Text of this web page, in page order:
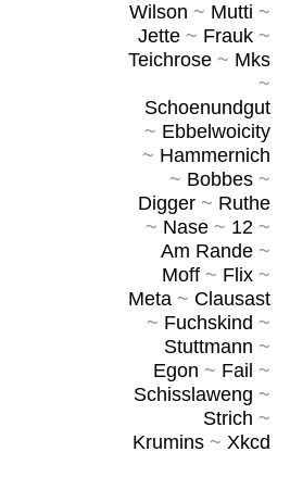
Wilson ~ Mutti ~
Jette~ Frauk~
Teichrose~ Mks
~
Schoenundgut
~ Ebbelwoicity
~ Hammernich
~ Bobbes~
Digger~ Ruthe
~ Nase~ 12~
Am Rande~
Moff~ Flix~
Meta~ Clausast
~ Fuchskind ~
Stuttmann ~
Egon ~ Fail ~
Schisslaweng ~
Strich ~
Krumins~ Xkcd